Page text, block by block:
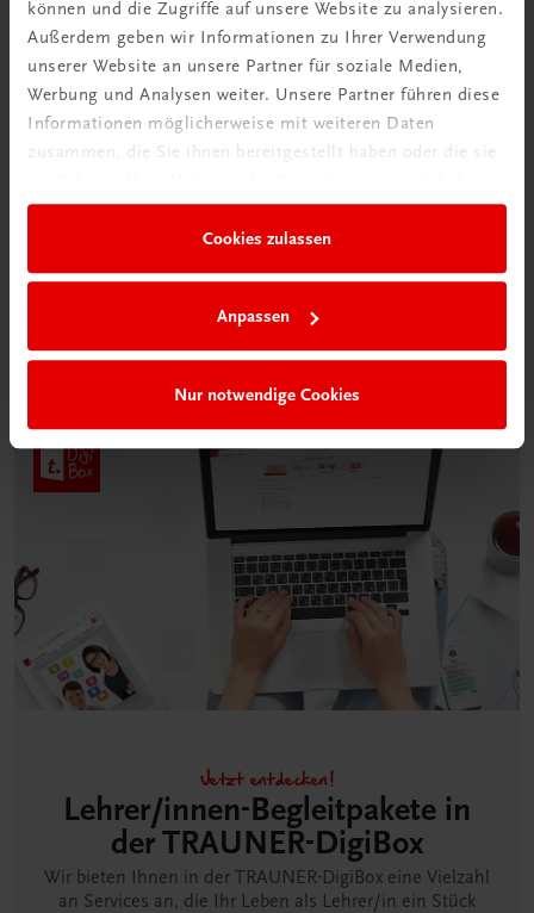
können und die Zugriffe auf unsere Website zu analysieren.
Außerdem geben wir Informationen zu Ihrer Verwendung
unserer Website an unsere Partner für soziale Medien,
Werbung und Analysen weiter. Unsere Partner führen diese
Informationen möglicherweise mit weiteren Daten
zusammen, die Sie ihnen bereitgestellt haben oder die sie
Cookies zulassen
Anpassen
Nur notwendige Cookies
Das „Digitale
Jetzt entdecken!
Lehrer/innen-Begleitpakete in
der TRAUNER-DigiBox
Wir bieten Ihnen in der TRAUNER-DigiBox eine Vielzahl
an Services an, die Ihr Leben als Lehrer/in ein Stück